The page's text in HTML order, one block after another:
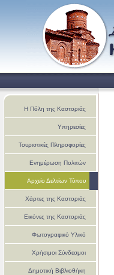
Η Πόλη της Καστοριάς
Υπηρεσίες
Τουριστικές Πληροφορίες
Ενημέρωση Πολιτών
Αρχείο Δελτίων Τύπου
Χάρτες της Καστοριάς
Εικόνες της Καστοριάς
Φωτογραφικό Υλικό
Χρήσιμοι Σύνδεσμοι
Δημοτική Βιβλιοθήκη